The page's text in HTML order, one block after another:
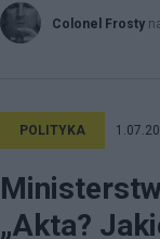
Colonel Frosty
POLITYKA
„Akta?